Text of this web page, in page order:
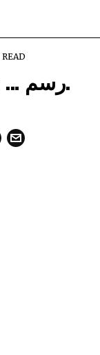
رسم …